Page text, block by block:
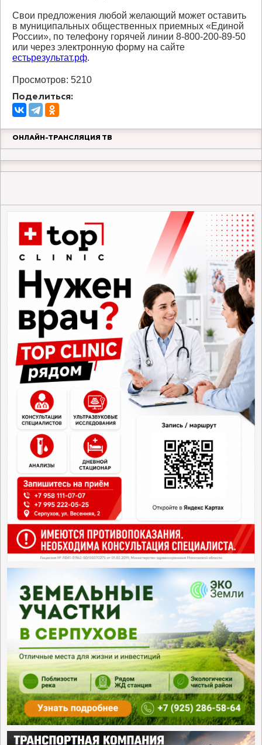
Свои предложения любой желающий может оставить
в муниципальных общественных приемных «Единой
России», по телефону горячей линии 8‑800‑200‑89‑50
или через электронную форму на сайте
естьрезультат.рф.
Просмотров: 5210
Поделиться:
ОНЛАЙН-ТРАНСЛЯЦИЯ ТВ